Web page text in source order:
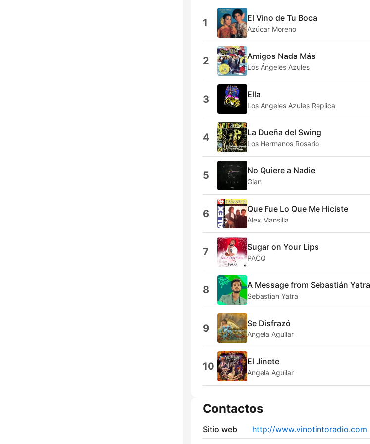
1 El Vino de Tu Boca
Azúcar Moreno
2 Amigos Nada Más
Los Ángeles Azules
3 Ella
Los Angeles Azules Replica
4 La Dueña del Swing
Los Hermanos Rosario
5 No Quiere a Nadie
Gian
6 Que Fue Lo Que Me Hiciste
Alex Mansilla
7 Sugar on Your Lips
PACQ
8 A Message from Sebastián Yatra
Sebastian Yatra
9 Se Disfrazó
Angela Aguilar
10 El Jinete
Angela Aguilar
Contactos
Sitio web
http://www.vinotintoradio.com